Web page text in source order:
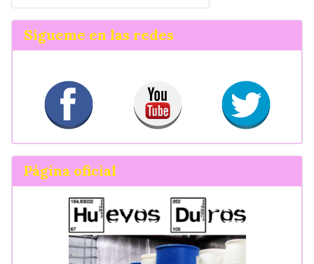
Sígueme en las redes
Página oficial